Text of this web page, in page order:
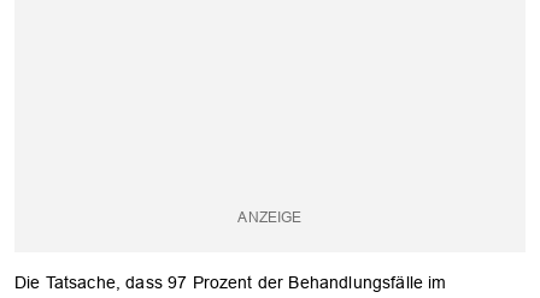
Die Tatsache, dass 97 Prozent der Behandlungsfälle im